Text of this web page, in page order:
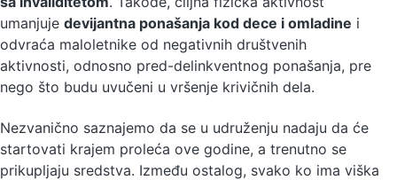
umanjuje devijantna ponašanja kod dece i omladine i
odvraća maloletnike od negativnih društvenih
aktivnosti, odnosno pred-delinkventnog ponašanja, pre
nego što budu uvučeni u vršenje krivičnih dela.
Nezvanično saznajemo da se u udruženju nadaju da će
startovati krajem proleća ove godine, a trenutno se
prikupljaju sredstva. Između ostalog, svako ko ima viška